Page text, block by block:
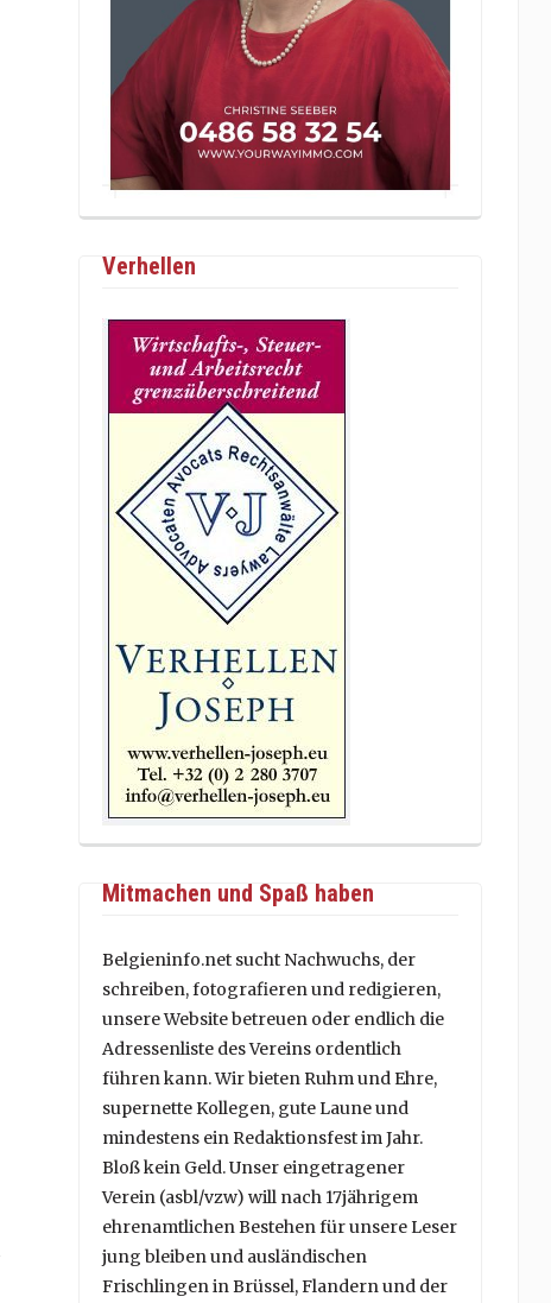
Verhellen
Mitmachen und Spaß haben
Belgieninfo.net sucht Nachwuchs, der
schreiben, fotografieren und redigieren,
unsere Website betreuen oder endlich die
Adressenliste des Vereins ordentlich
führen kann. Wir bieten Ruhm und Ehre,
supernette Kollegen, gute Laune und
mindestens ein Redaktionsfest im Jahr.
Bloß kein Geld. Unser eingetragener
Verein (asbl/vzw) will nach 17jährigem
ehrenamtlichen Bestehen für unsere Leser
jung bleiben und ausländischen
Frischlingen in Brüssel, Flandern und der